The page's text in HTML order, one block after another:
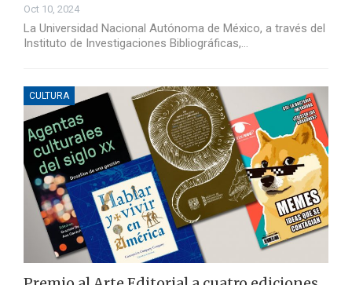
Oct 10, 2024
La Universidad Nacional Autónoma de México, a través del
Instituto de Investigaciones Bibliográficas,…
CULTURA